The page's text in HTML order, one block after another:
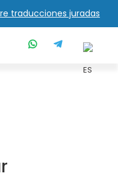
traducciones juradas